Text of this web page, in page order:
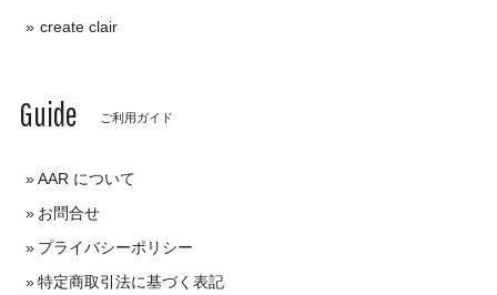
create clair
Guide ご利用ガイド
AAR について
お問合せ
プライバシーポリシー
特定商取引法に基づく表記